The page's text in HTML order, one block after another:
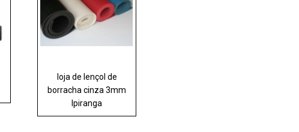
loja de lençol de
borracha cinza 3mm
Ipiranga